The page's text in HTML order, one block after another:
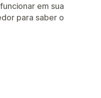
em sua
para saber o